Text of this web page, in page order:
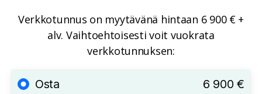
Verkkotunnus on myytävänä hintaan 6 900 € +
alv. Vaihtoehtoisesti voit vuokrata
verkkotunnuksen:
Osta 6 900 €